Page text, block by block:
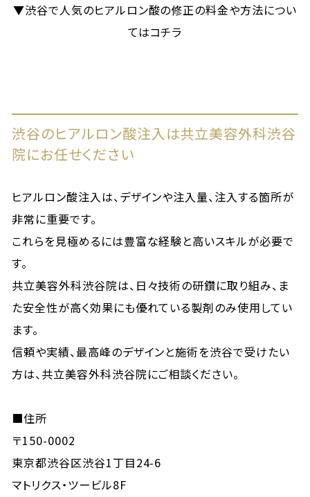
▼渋谷で人気のヒアルロン酸の修正の料金や方法につい
てはコチラ
渋谷のヒアルロン酸注入は共立美容外科渋谷
院にお任せください
ヒアルロン酸注入は、デザインや注入量、注入する箇所が
非常に重要です。
これらを見極めるには豊富な経験と高いスキルが必要で
す。
共立美容外科渋谷院は、日々技術の研鑽に取り組み、ま
た安全性が高く効果にも優れている製剤のみ使用してい
ます。
信頼や実績、最高峰のデザインと施術を渋谷で受けたい
方は、共立美容外科渋谷院にご相談ください。
■住所
〒150-0002
東京都渋谷区渋谷1丁目24-6
マトリクス・ツービル8F